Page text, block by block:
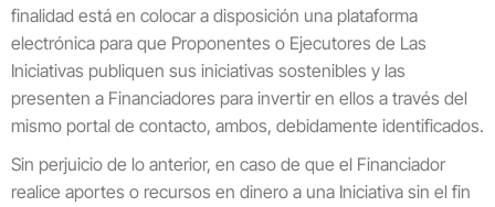
finalidad está en colocar a disposición una plataforma
electrónica para que Proponentes o Ejecutores de Las
Iniciativas publiquen sus iniciativas sostenibles y las
presenten a Financiadores para invertir en ellos a través del
mismo portal de contacto, ambos, debidamente identificados.
Sin perjuicio de lo anterior, en caso de que el Financiador
realice aportes o recursos en dinero a una Iniciativa sin el fin